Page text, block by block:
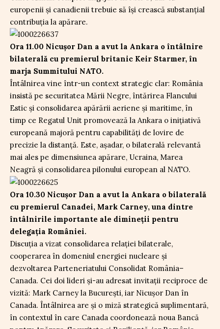
europenii și canadienii trebuie să își crească substanțial
contribuția la apărare.
Ora 11.00 Nicușor Dan a avut la Ankara o întâlnire
bilaterală cu premierul britanic Keir Starmer, în
marja Summitului NATO.
Întâlnirea vine într-un context strategic clar: România
insistă pe securitatea Mării Negre, întărirea Flancului
Estic și consolidarea apărării aeriene și maritime, în
timp ce Regatul Unit promovează la Ankara o inițiativă
europeană majoră pentru capabilități de lovire de
precizie la distanță. Este, așadar, o bilaterală relevantă
mai ales pe dimensiunea apărare, Ucraina, Marea
Neagră și consolidarea pilonului european al NATO.
Ora 10.30 Nicușor Dan a avut la Ankara o bilaterală
cu premierul Canadei, Mark Carney, una dintre
întâlnirile importante ale dimineții pentru
delegația României.
Discuția a vizat consolidarea relației bilaterale,
cooperarea în domeniul energiei nucleare și
dezvoltarea Parteneriatului Consolidat România–
Canada. Cei doi lideri și-au adresat invitații reciproce de
vizită: Mark Carney la București, iar Nicușor Dan în
Canada. Întâlnirea are și o miză strategică suplimentară,
în contextul în care Canada coordonează noua Bancă